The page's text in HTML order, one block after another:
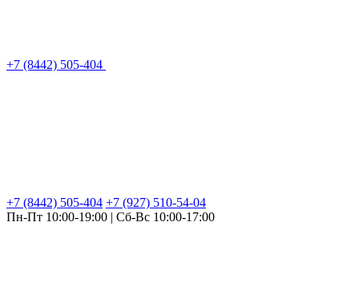
+7 (8442) 505-404
+7 (8442) 505-404 +7 (927) 510-54-04
Пн-Пт 10:00-19:00 | Сб-Вс 10:00-17:00